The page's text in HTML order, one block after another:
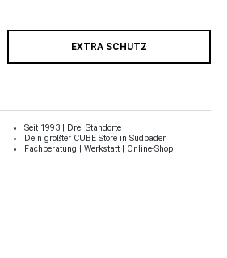
EXTRA SCHUTZ
Seit 1993 | Drei Standorte
Dein größter CUBE Store in Südbaden
Fachberatung | Werkstatt | Online-Shop